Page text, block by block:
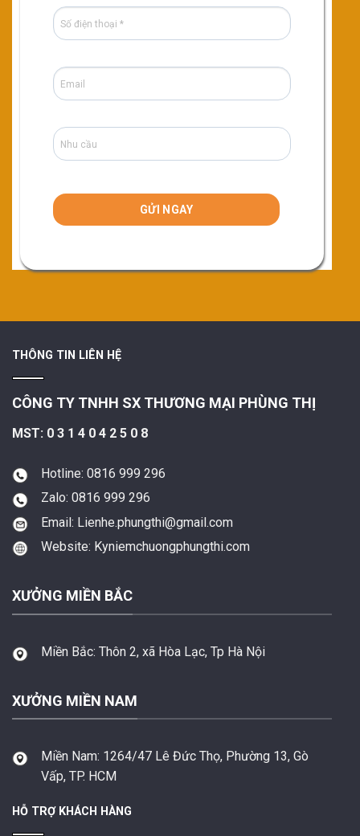
THÔNG TIN LIÊN HỆ
CÔNG TY TNHH SX THƯƠNG MẠI PHÙNG THỊ
MST: 0 3 1 4 0 4 2 5 0 8
Hotline: 0816 999 296
Zalo: 0816 999 296
Email: Lienhe.phungthi@gmail.com
Website: Kyniemchuongphungthi.com
XƯỞNG MIỀN BẮC
Miền Bắc: Thôn 2, xã Hòa Lạc, Tp Hà Nội
XƯỞNG MIỀN NAM
Miền Nam: 1264/47 Lê Đức Thọ, Phường 13, Gò
Vấp, TP. HCM
HỖ TRỢ KHÁCH HÀNG